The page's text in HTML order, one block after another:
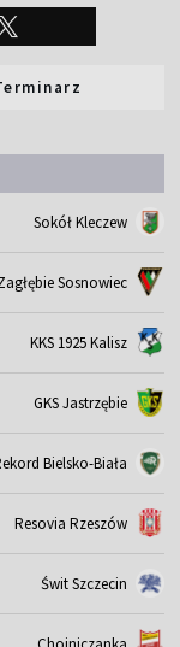
Sokół Kleczew
Sosnowiec
KKS 1925 Kalisz
GKS Jastrzębie
Bielsko-Biała
Resovia Rzeszów
Świt Szczecin